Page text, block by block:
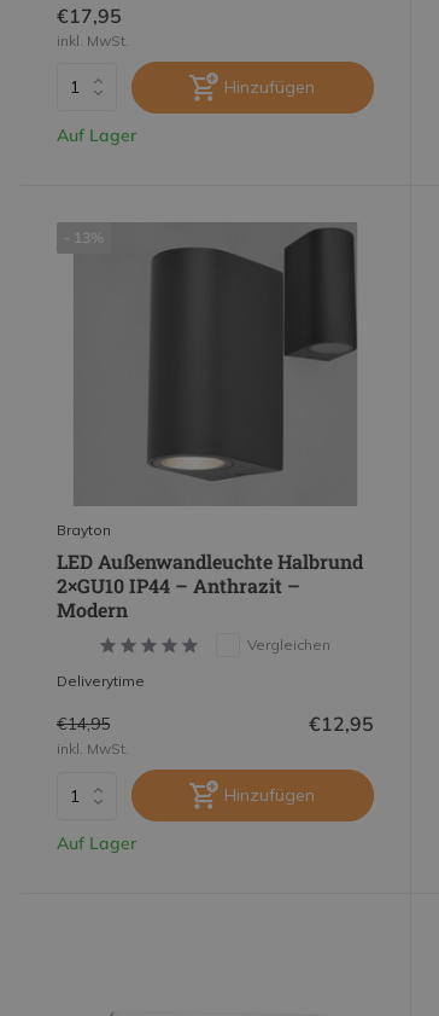
€17,95
inkl. MwSt.
Hinzufügen
Auf Lager
- 13%
Brayton
LED Außenwandleuchte Halbrund
2×GU10 IP44 – Anthrazit –
Modern
Vergleichen
Deliverytime
€14,95 €12,95
inkl. MwSt.
Hinzufügen
Auf Lager